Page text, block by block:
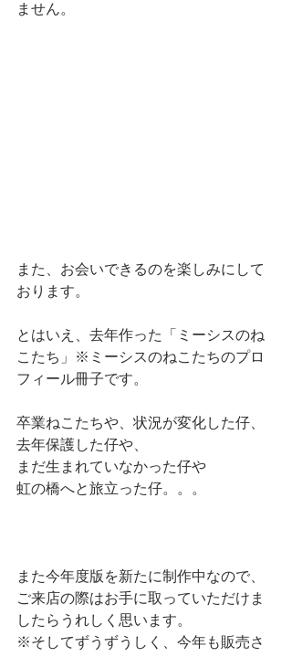
ません。
また、お会いできるのを楽しみにして
おります。
とはいえ、去年作った「ミーシスのね
こたち」※ミーシスのねこたちのプロ
フィール冊子です。
卒業ねこたちや、状況が変化した仔、
去年保護した仔や、
まだ生まれていなかった仔や
虹の橋へと旅立った仔。。。
また今年度版を新たに制作中なので、
ご来店の際はお手に取っていただけま
したらうれしく思います。
※そしてずうずうしく、今年も販売さ